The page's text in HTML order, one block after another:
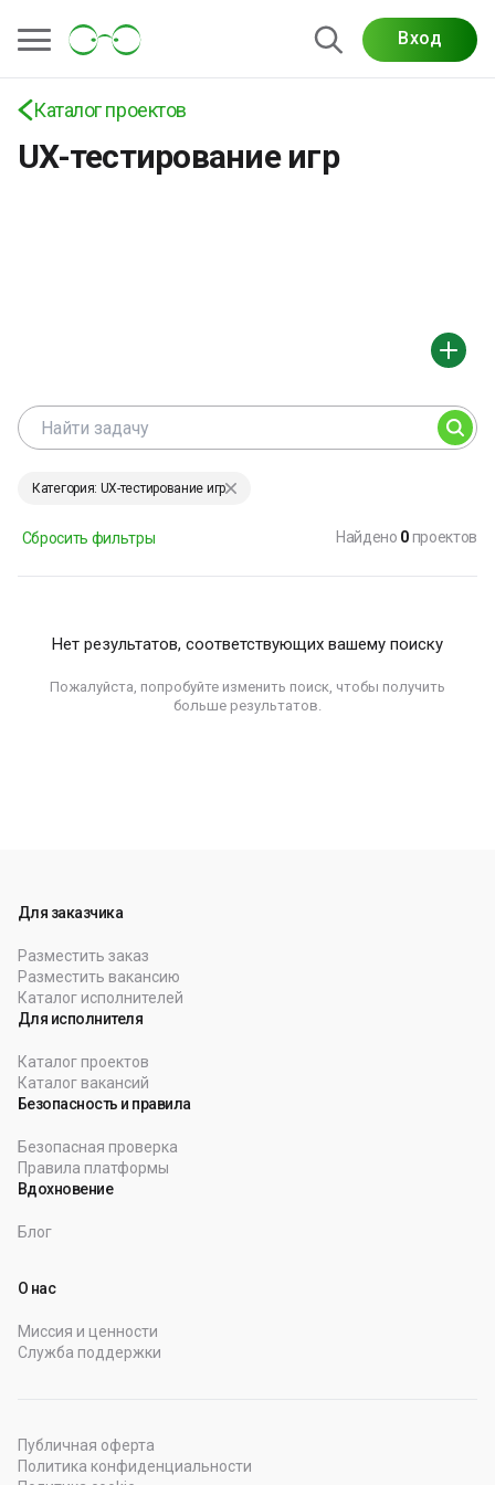
Вход
Каталог проектов
UX-тестирование игр
Категория: UX-тестирование игр
Сбросить фильтры Найдено 0проектов
Нет результатов, соответствующих вашему поиску
Пожалуйста, попробуйте изменить поиск, чтобы получить
больше результатов.
Для заказчика
Разместить заказ
Разместить вакансию
Каталог исполнителей
Для исполнителя
Каталог проектов
Каталог вакансий
Безопасность и правила
Безопасная проверка
Правила платформы
Вдохновение
Блог
О нас
Миссия и ценности
Служба поддержки
Публичная оферта
Политика конфиденциальности